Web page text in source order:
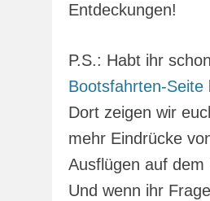
Entdeckungen!
P.S.: Habt ihr
Bootsfahrten-Seite
Dort zeigen wir
mehr Eindrücke
Ausflügen auf dem
Und wenn ihr